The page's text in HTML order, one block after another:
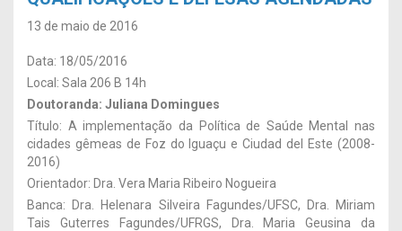
13 de maio de 2016
Data: 18/05/2016
Local: Sala 206 B 14h
Doutoranda: Juliana Domingues
Título: A implementação da Política de Saúde Mental nas
cidades gêmeas de Foz do Iguaçu e Ciudad del Este (2008-
2016)
Orientador: Dra. Vera Maria Ribeiro Nogueira
Banca: Dra. Helenara Silveira Fagundes/UFSC, Dra. Miriam
Tais Guterres Fagundes/UFRGS, Dra. Maria Geusina da